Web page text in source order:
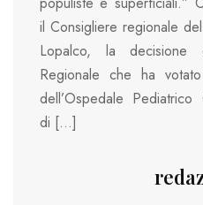
il Consigliere regionale
Lopalco, la decisione
Regionale che ha
dell’Ospedale Pediatrico
di […]